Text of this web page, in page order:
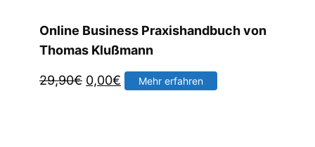
Online Business Praxishandbuch von
Thomas Klußmann
29,90€ Ursprünglicher
0,00€ Aktueller
Mehr erfahren